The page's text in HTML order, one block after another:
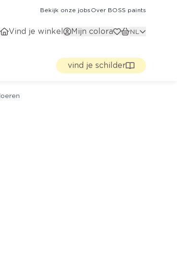
Bekijk onze jobs Over BOSS paints
Vind je winkel Mijn colora NL
vind je schilder